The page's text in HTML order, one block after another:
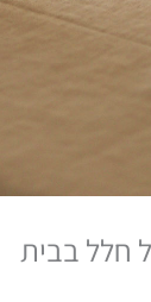
חלל בבית